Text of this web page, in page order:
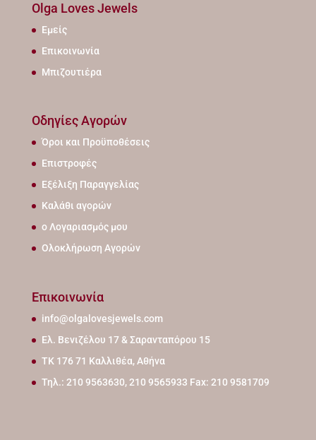
Olga Loves Jewels
Εμείς
Επικοινωνία
Μπιζουτιέρα
Οδηγίες Αγορών
Όροι και Προϋποθέσεις
Επιστροφές
Εξέλιξη Παραγγελίας
Καλάθι αγορών
ο Λογαριασμός μου
Ολοκλήρωση Αγορών
Επικοινωνία
info@olgalovesjewels.com
Ελ. Βενιζέλου 17 & Σαρανταπόρου 15
ΤΚ 176 71 Καλλιθέα, Αθήνα
Τηλ.: 210 9563630, 210 9565933 Fax: 210 9581709